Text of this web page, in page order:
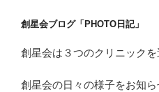
創星会ブログ「PHOTO日記」
創星会は３つのクリニックを
創星会の日々の様子をお知ら